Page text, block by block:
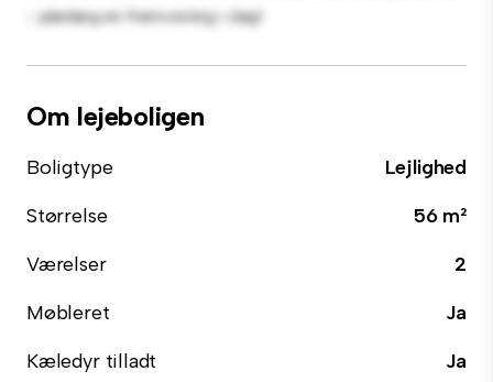
- planlæg en fremvisning i dag!
Om lejeboligen
Boligtype
Lejlighed
Størrelse
56 m²
Værelser
2
Møbleret
Ja
Kæledyr tilladt
Ja